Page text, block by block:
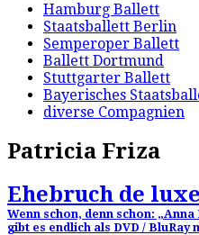
Hamburg Ballett
Staatsballett Berlin
Semperoper Ballett
Ballett Dortmund
Stuttgarter Ballett
Bayerisches
diverse Compagnien
Patricia Friza
Ehebruch de luxe
Wenn schon, denn schon:
gibt es endlich als DVD /